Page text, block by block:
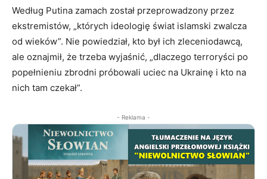
Według Putina zamach został przeprowadzony przez
ekstremistów, „których ideologię świat islamski zwalcza
od wieków”. Nie powiedział, kto był ich zleceniodawcą,
ale oznajmił, że trzeba wyjaśnić, „dlaczego terroryści po
popełnieniu zbrodni próbowali uciec na Ukrainę i kto na
nich tam czekał”.
- Reklama -